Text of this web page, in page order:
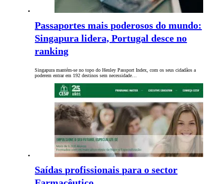
Passaportes mais poderosos do mundo:
Singapura lidera, Portugal desce no
ranking
Singapura mantém-se no topo do Henley Passport Index, com os seus cidadãos a
poderem entrar em 192 destinos sem necessidade…
Saídas profissionais para o sector